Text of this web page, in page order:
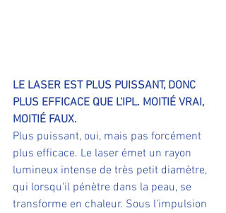
LE LASER EST PLUS PUISSANT, DONC
PLUS EFFICACE QUE L'IPL. MOITIÉ VRAI,
MOITIÉ FAUX.
Plus puissant, oui, mais pas forcément
plus efficace. Le laser émet un rayon
lumineux intense de très petit diamètre,
qui lorsqu'il pénètre dans la peau, se
transforme en chaleur. Sous l'impulsion